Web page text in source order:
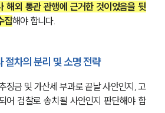
업무사례
법률정보
고객후기
해외 통관 관행에 근거한 것이었음을 뒷
집해야 합니다.
절차의 분리 및 소명 전략
징금 및 가산세 부과로 끝날 사안인지, 고
어 검찰로 송치될 사안인지 판단해야 합